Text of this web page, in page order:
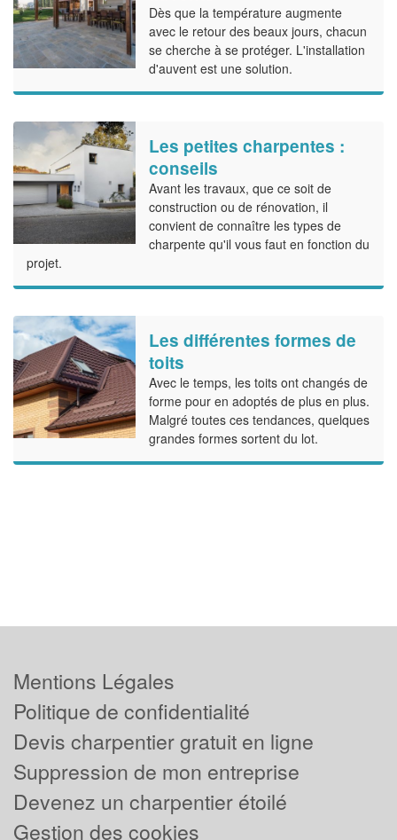
Dès que la température augmente
avec le retour des beaux jours, chacun
se cherche à se protéger. L'installation
d'auvent est une solution.
Les petites charpentes :
conseils
Avant les travaux, que ce soit de
construction ou de rénovation, il
convient de connaître les types de
charpente qu'il vous faut en fonction du
projet.
Les différentes formes de
toits
Avec le temps, les toits ont changés de
forme pour en adoptés de plus en plus.
Malgré toutes ces tendances, quelques
grandes formes sortent du lot.
Mentions Légales
Politique de confidentialité
Devis charpentier gratuit en ligne
Suppression de mon entreprise
Devenez un charpentier étoilé
Gestion des cookies